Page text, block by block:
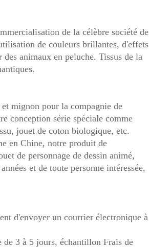
de la célèbre société de
de couleurs brillantes, d'effets
animaux en peluche. Tissus de la
mignon pour la compagnie de
conception série spéciale comme
jouet de coton biologique, etc.
en Chine, notre produit de
de personnage de dessin animé,
et de toute personne intéressée,
d'envoyer un courrier électronique à
3 à 5 jours, échantillon Frais de